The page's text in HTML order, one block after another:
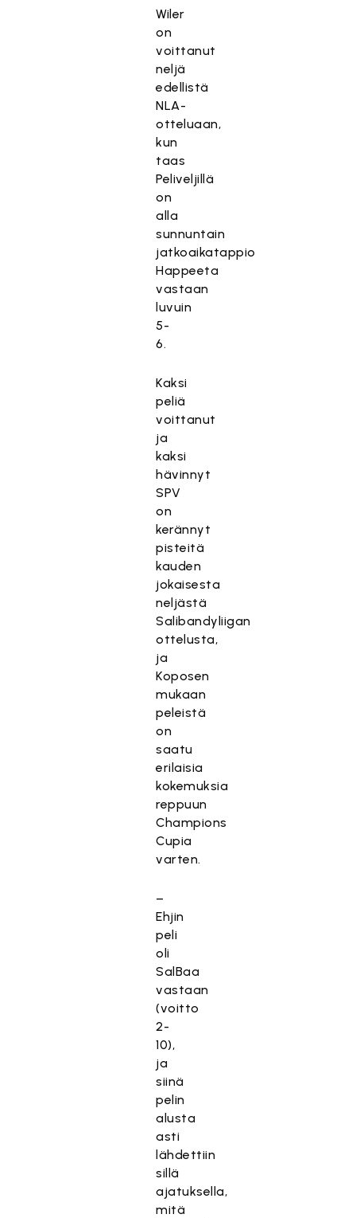
Wiler
on
voittanut
neljä
edellistä
NLA-
otteluaan,
kun
taas
Peliveljillä
on
alla
sunnuntain
jatkoaikatappio
Happeeta
vastaan
luvuin
5-
6.
Kaksi
peliä
voittanut
ja
kaksi
hävinnyt
SPV
on
kerännyt
pisteitä
kauden
jokaisesta
neljästä
Salibandyliigan
ottelusta,
ja
Koposen
mukaan
peleistä
on
saatu
erilaisia
kokemuksia
reppuun
Champions
Cupia
varten.
–
Ehjin
peli
oli
SalBaa
vastaan
(voitto
2-
10),
ja
siinä
pelin
alusta
asti
lähdettiin
sillä
ajatuksella,
mitä